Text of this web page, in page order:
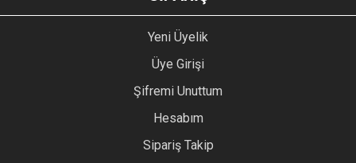
Yeni Üyelik
Üye Girişi
Şifremi Unuttum
Hesabım
Sipariş Takip